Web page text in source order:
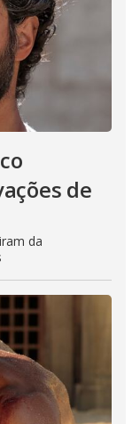
de
da